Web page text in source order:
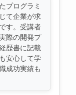
プログラミ
て企業が求
す。受講者
際の開発プ
歴書に記載
安心して学
成功実績も